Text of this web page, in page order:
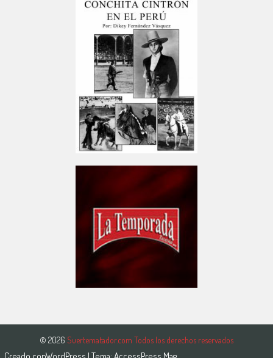
© 2026 Suertematador.com Todos los derechos reservados